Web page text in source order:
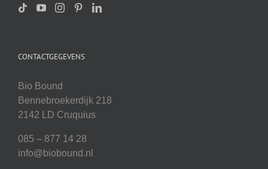
CONTACTGEGEVENS
Bio Bound
Bennebroekerdijk 218
2142 LD Cruquius
085 – 877 14 28
info@biobound.nl